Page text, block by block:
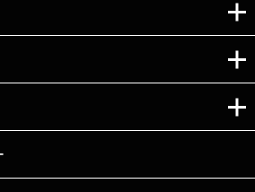
nobiru All right reserved.